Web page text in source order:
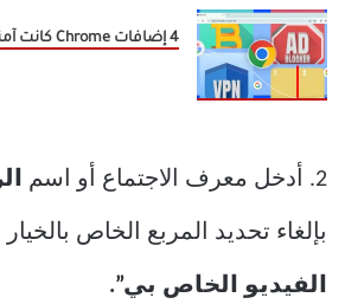
4 إضافات Chrome كانت آمنة ثم أصبحت برامج ضارة
2. أدخل معرف الاجتماع أو اسم
بإلغاء تحديد المربع الخاص بالخيار
الفيديو الخاص بي”.